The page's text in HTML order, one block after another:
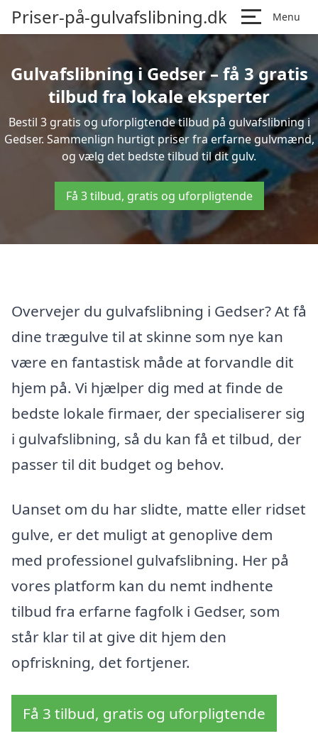
Priser-på-gulvafslibning.dk Menu
Gulvafslibning i Gedser – få 3 gratis
tilbud fra lokale eksperter
Bestil 3 gratis og uforpligtende tilbud på gulvafslibning i
Gedser. Sammenlign hurtigt priser fra erfarne gulvmænd,
og vælg det bedste tilbud til dit gulv.
Få 3 tilbud, gratis og uforpligtende
Overvejer du gulvafslibning i Gedser? At få
dine trægulve til at skinne som nye kan
være en fantastisk måde at forvandle dit
hjem på. Vi hjælper dig med at finde de
bedste lokale firmaer, der specialiserer sig
i gulvafslibning, så du kan få et tilbud, der
passer til dit budget og behov.
Uanset om du har slidte, matte eller ridset
gulve, er det muligt at genoplive dem
med professionel gulvafslibning. Her på
vores platform kan du nemt indhente
tilbud fra erfarne fagfolk i Gedser, som
står klar til at give dit hjem den
opfriskning, det fortjener.
Få 3 tilbud, gratis og uforpligtende